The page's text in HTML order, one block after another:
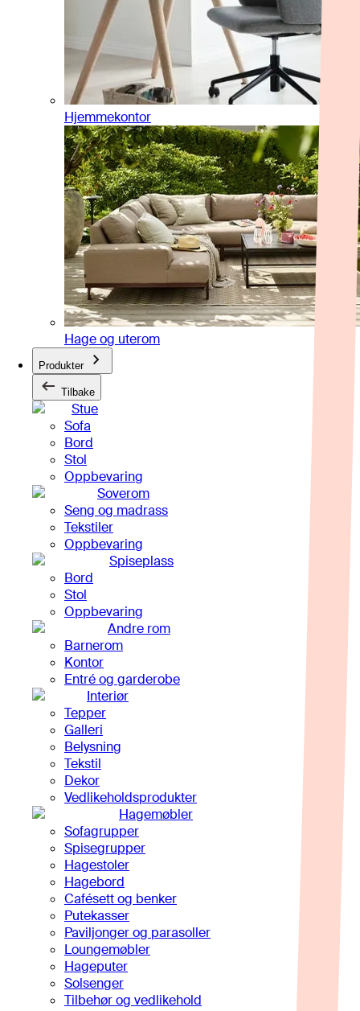
Hjemmekontor
Hage og uterom
Produkter
Tilbake
Stue
Sofa
Bord
Stol
Oppbevaring
Soverom
Seng og madrass
Tekstiler
Oppbevaring
Spiseplass
Bord
Stol
Oppbevaring
Andre rom
Barnerom
Kontor
Entré og garderobe
Interiør
Tepper
Galleri
Belysning
Tekstil
Dekor
Vedlikeholdsprodukter
Hagemøbler
Sofagrupper
Spisegrupper
Hagestoler
Hagebord
Cafésett og benker
Putekasser
Paviljonger og parasoller
Loungemøbler
Hageputer
Solsenger
Tilbehør og vedlikehold